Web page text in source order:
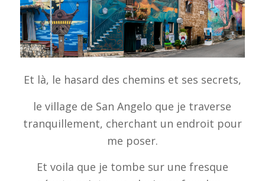
Et là, le hasard des chemins et ses secrets,
le village de San Angelo que je traverse
tranquillement, cherchant un endroit pour
me poser.
Et voila que je tombe sur une fresque